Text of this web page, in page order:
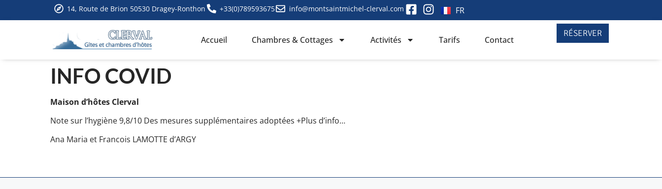
14, Route de Brion 50530 Dragey-Ronthon +33(0)789593675 info@montsaintmichel-clerval.com FR
Accueil Chambres & Cottages Activités Tarifs Contact
RÉSERVER
INFO COVID
Maison d’hôtes Clerval
Note sur l’hygiène 9,8/10 Des mesures supplémentaires adoptées +Plus d’info…
Ana Maria et Francois LAMOTTE d’ARGY